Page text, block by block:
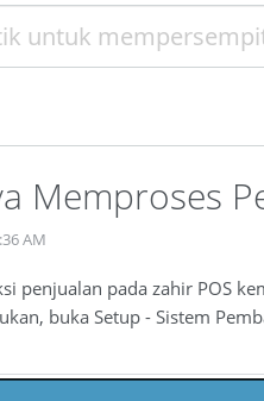
Memproses
AM
penjualan pada zahir POS
buka Setup - Sistem